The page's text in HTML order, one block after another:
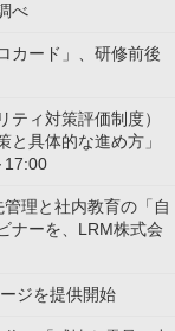
べ
カード」、研修前後
ティ対策評価制度）
具体的な進め方」
17:00
理と社内教育の「自
ナーを、LRM株式会
ジを提供開始